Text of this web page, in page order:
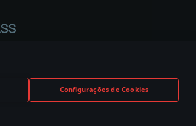
Configurações de Cookies